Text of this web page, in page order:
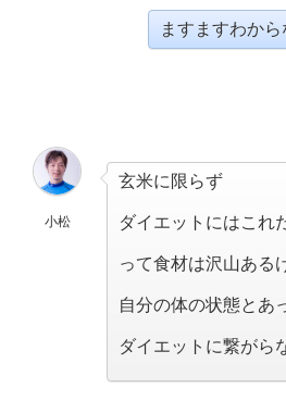
ますますわから
小松
玄米に限らず
ダイエットにはこれ
って食材は沢山ある
自分の体の状態とあ
ダイエットに繋がら